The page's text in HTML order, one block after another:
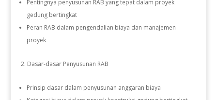
Pentingnya penyusunan RAB yang tepat dalam proyek
gedung bertingkat
Peran RAB dalam pengendalian biaya dan manajemen
proyek
Dasar-dasar Penyusunan RAB
Prinsip dasar dalam penyusunan anggaran biaya